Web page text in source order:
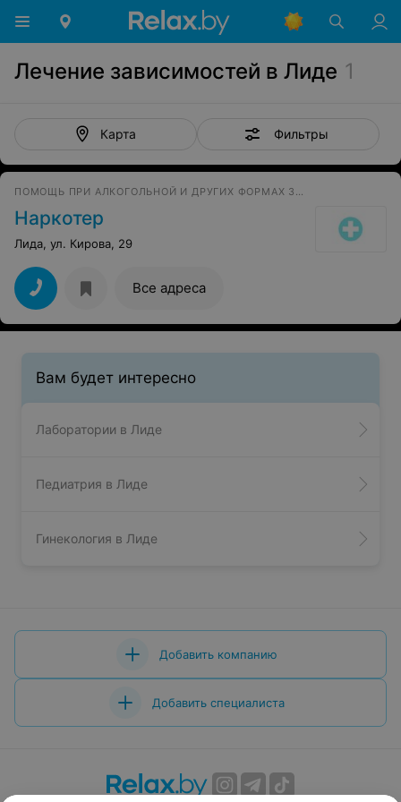
Лечение зависимостей в Лиде 1
Карта Фильтры
ПОМОЩЬ ПРИ АЛКОГОЛЬНОЙ И ДРУГИХ ФОРМАХ ЗАВИСИМОСТИ
Наркотер
Лида, ул. Кирова, 29
Все адреса
Вам будет интересно
Лаборатории в Лиде
Педиатрия в Лиде
Гинекология в Лиде
Добавить компанию
Добавить специалиста